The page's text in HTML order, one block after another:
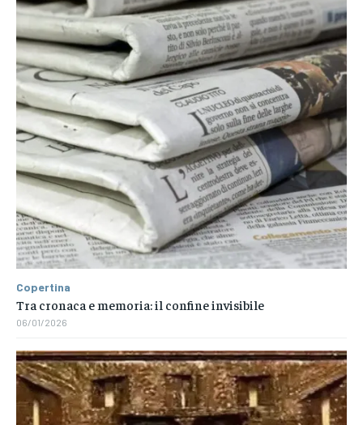
Copertina
Tra cronaca e memoria: il confine invisibile
06/01/2026